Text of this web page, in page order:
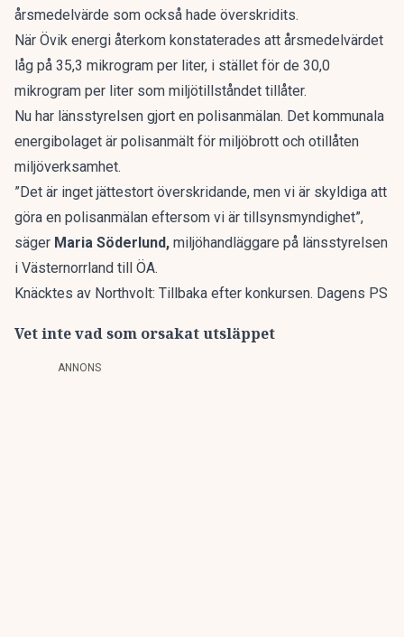
årsmedelvärde som också hade överskridits.
När Övik energi återkom konstaterades att årsmedelvärdet
låg på 35,3 mikrogram per liter, i stället för de 30,0
mikrogram per liter som miljötillståndet tillåter.
Nu har länsstyrelsen gjort en polisanmälan. Det kommunala
energibolaget är polisanmält för miljöbrott och otillåten
miljöverksamhet.
”Det är inget jättestort överskridande, men vi är skyldiga att
göra en polisanmälan eftersom vi är tillsynsmyndighet”,
säger Maria Söderlund, miljöhandläggare på länsstyrelsen
i Västernorrland till ÖA.
Knäcktes av Northvolt: Tillbaka efter konkursen. Dagens PS
Vet inte vad som orsakat utsläppet
ANNONS